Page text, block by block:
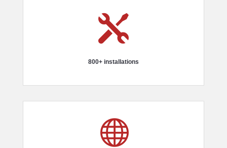

800+ installations
